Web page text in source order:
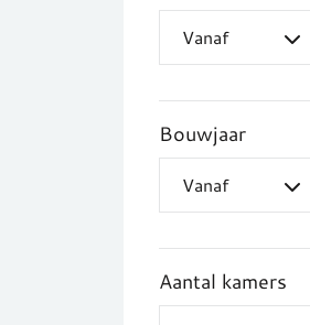
Bouwjaar
Aantal kamers